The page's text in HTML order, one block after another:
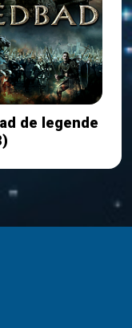
de legende